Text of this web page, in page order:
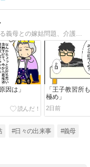
一つ屋根の下の同居、完全同居している義母との嫁姑問題、介護に対する嫁の愚痴メインのブログです。
因は」
「王子教習所
極め」
2日前
#日々の出来事 #義母